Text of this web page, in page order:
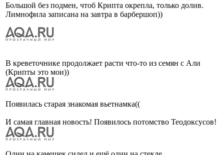
Большой без подмен, чтоб Крипта окрепла, только долив.
Лимнофила записана на завтра в барбершоп))
В креветочнике продолжает расти что-то из семян с Али
(Крипты это мои))
Появилась старая знакомая вьетнамка((
И самая главная новость! Появилось потомство Теодоксусов!